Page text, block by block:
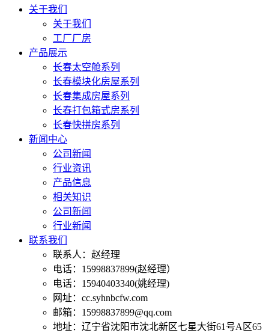
关于我们
关于我们
工厂厂房
产品展示
长春太空舱系列
长春模块化房屋系列
长春集成房屋系列
长春打包箱式房系列
长春快拼房系列
新闻中心
公司新闻
行业资讯
产品信息
相关知识
公司新闻
行业新闻
联系我们
联系人：赵经理
电话：15998837899(赵经理）
电话：15940403340(姚经理)
网址：cc.syhnbcfw.com
邮箱：15998837899@qq.com
地址：辽宁省沈阳市沈北新区七星大街61号A区65